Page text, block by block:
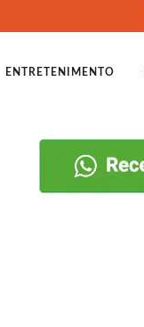
ENTRETENIMENTO